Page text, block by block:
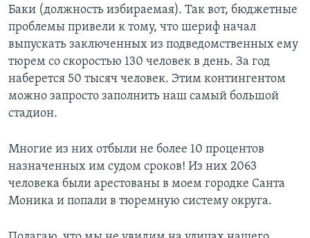
Баки (должность избираемая). Так вот, бюджетные
проблемы привели к тому, что шериф начал
выпускать заключенных из подведомственных ему
тюрем со скоростью 130 человек в день. За год
наберется 50 тысяч человек. Этим контингентом
можно запросто заполнить наш самый большой
стадион.
Многие из них отбыли не более 10 процентов
назначенных им судом сроков! Из них 2063
человека были арестованы в моем городке Санта
Моника и попали в тюремную систему округа.